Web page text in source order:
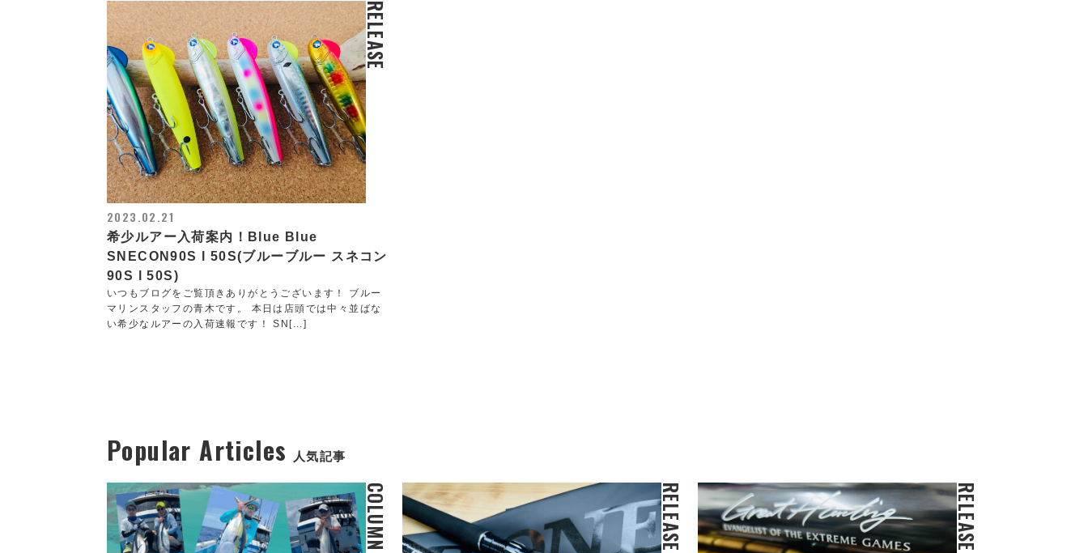
RELEASE
2023.02.21
希少ルアー入荷案内！Blue Blue
SNECON90S l 50S(ブルーブルー スネコン
90S l 50S)
いつもブログをご覧頂きありがとうございます！ ブルー
マリンスタッフの青木です。 本日は店頭では中々並ばな
い希少なルアーの入荷速報です！ SN[...]
Popular Articles 人気記事
COLUMN RELEASE RELEASE